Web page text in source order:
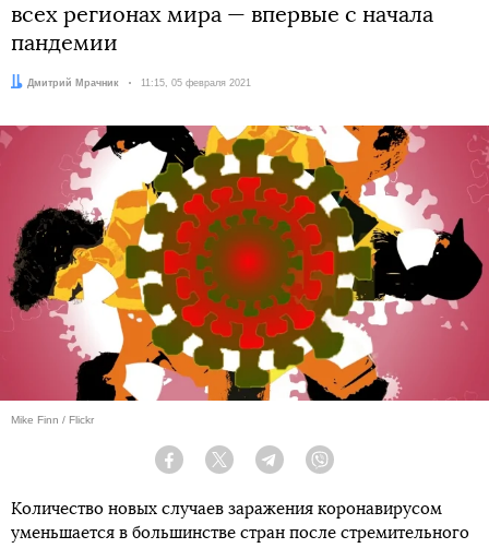
всех регионах мира — впервые с начала
пандемии
Автор:
Дмитрий Мрачник Дата:
11:15, 05 февраля 2021
Mike Finn / Flickr
Facebook Twitter Telegram
Количество новых случаев заражения коронавирусом
уменьшается в большинстве стран после стремительного